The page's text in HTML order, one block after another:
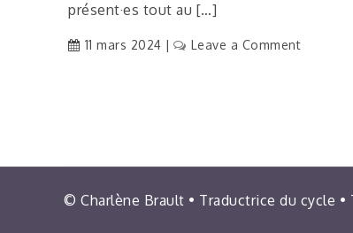
présent·es tout au […]
11 mars 2024 Leave a Commenton
Arthès
© Charlène Brault • Traductrice du cycle